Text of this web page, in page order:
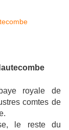
royale de
comtes de
le reste du